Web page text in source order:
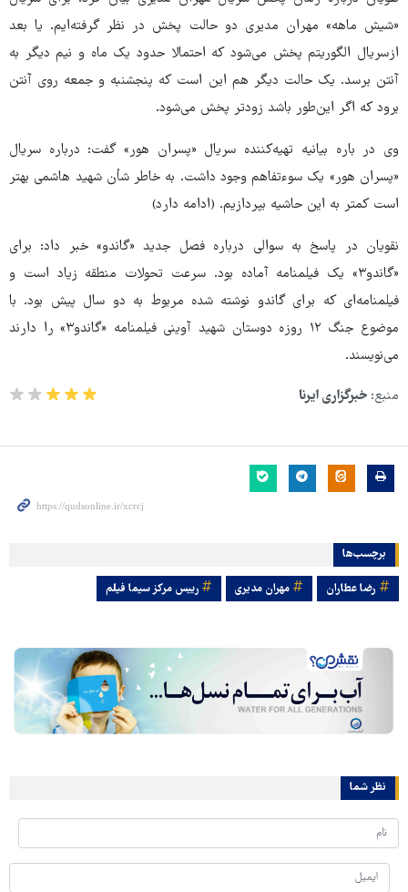
«شیش ماهه» مهران مدیری دو حالت پخش در نظر گرفته‌ایم. یا بعد
ازسریال الگوریتم پخش می‌شود که احتمالا حدود یک ماه و نیم دیگر به
آنتن برسد. یک حالت دیگر هم این است که پنجشنبه و جمعه روی آنتن
برود که اگر این‌طور باشد زودتر پخش می‌شود.
وی در باره بیانیه تهیه‌کننده سریال «پسران هور» گفت: درباره سریال
«پسران هور» یک سوءتفاهم وجود داشت. به خاطر شأن شهید هاشمی بهتر
است کمتر به این حاشیه بپردازیم. (ادامه دارد)
نقویان در پاسخ به سوالی درباره فصل جدید «گاندو» خبر داد: برای
«گاندو۳» یک فیلمنامه آماده بود. سرعت تحولات منطقه زیاد است و
فیلمنامه‌ای که برای گاندو نوشته شده مربوط به دو سال پیش بود. با
موضوع جنگ ۱۲ روزه دوستان شهید آوینی فیلمنامه «گاندو۳» را دارند
می‌نویسند.
منبع: خبرگزاری ایرنا
برچسب‌ها
رضا عطاران مهران مدیری رییس مرکز سیما فیلم
نظر شما